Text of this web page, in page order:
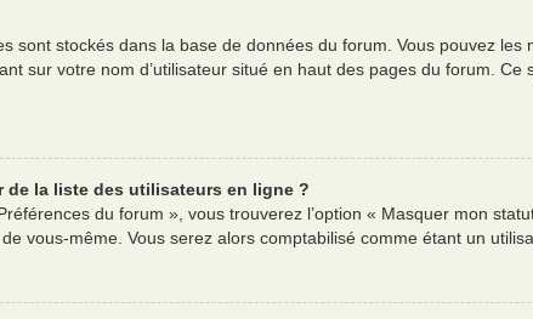
sont stockés dans la base de données du forum. Vous pouvez les
sur votre nom d’utilisateur situé en haut des pages du forum.
de la liste des utilisateurs en ligne ?
du forum », vous trouverez l’option « Masquer mon
vous-même. Vous serez alors comptabilisé comme étant un